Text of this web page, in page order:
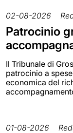
02-08-2026
Patrocinio
Il Tribunale di
patrocinio a
economica del
01-08-2026